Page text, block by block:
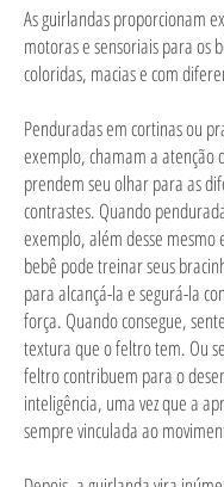
As guirlandas proporcionam
motoras e sensoriais para os
coloridas, macias e com
Penduradas em cortinas ou
exemplo, chamam a atenção
prendem seu olhar para as
contrastes. Quando
exemplo, além desse mesmo
bebê pode treinar seus
para alcançá-la e segurá-la
força. Quando consegue,
textura que o feltro tem. Ou
feltro contribuem para o
inteligência, uma vez que a
sempre vinculada ao